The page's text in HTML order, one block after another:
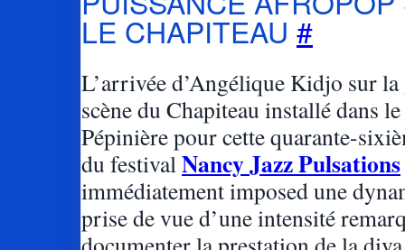
LE CHAPITEAU #
L’arrivée d’Angélique Kidjo sur la
scène du Chapiteau installé dans
Pépinière pour cette quarante-
du festivalNancy Jazz Pulsations
immédiatement imposed une
prise de vue d’une intensité